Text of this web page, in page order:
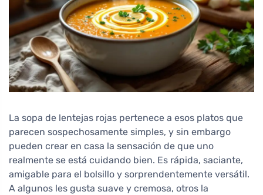
La sopa de lentejas rojas pertenece a esos platos que
parecen sospechosamente simples, y sin embargo
pueden crear en casa la sensación de que uno
realmente se está cuidando bien. Es rápida, saciante,
amigable para el bolsillo y sorprendentemente versátil.
A algunos les gusta suave y cremosa, otros la